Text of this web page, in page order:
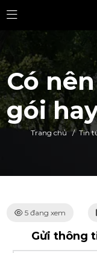
Có
gói
Trang chủ / Tin
5 đang xem
Gửi thông